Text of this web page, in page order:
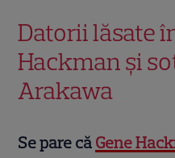
Datorii lăsate
Hackman și
Arakawa
Se pare că Gene